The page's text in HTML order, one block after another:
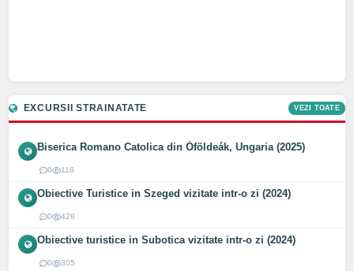
EXCURSII STRAINATATE VEZI TOATE
Biserica Romano Catolica din Óföldeák, Ungaria (2025)
0 118
Obiective Turistice in Szeged vizitate intr-o zi (2024)
0 428
Obiective turistice in Subotica vizitate intr-o zi (2024)
0 305